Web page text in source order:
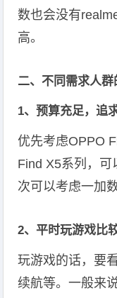
数也会没有
高。
二、不同需求人
1、预算充足，追
优先考虑OPPO
Find X5系列，可
次可以考虑一加
2、平时玩游戏比
玩游戏的话，要
续航等。一般来